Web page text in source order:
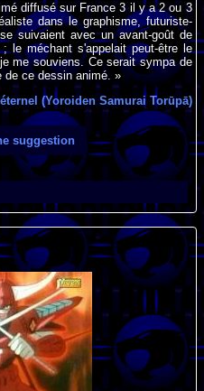
diffusé sur France 3 il y a 2 ou 3
dans le graphisme, futuriste-
suivaient avec un avant-goût de
le méchant s'appelait peut-être le
me souviens. Ce serait sympa de
de ce dessin animé. »
(Yoroiden Samurai Torūpā)
suggestion